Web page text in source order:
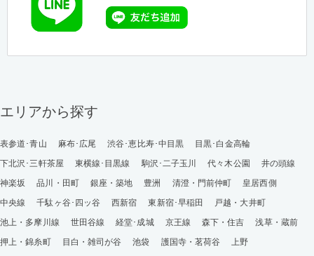
エリアから探す
表参道･青山 麻布･広尾 渋谷･恵比寿･中目黒
目黒･白金高輪
下北沢･三軒茶屋
東横線･目黒線 駒沢･二子玉川 代々木公園
井の頭線
神楽坂
品川・田町 銀座・築地 豊洲 清澄・門前仲町
皇居西側
中央線
千駄ヶ谷･四ッ谷 西新宿 東新宿･早稲田
戸越・大井町
池上・多摩川線
世田谷線 経堂･成城 京王線 森下・住吉
浅草・蔵前
押上・錦糸町
目白・雑司が谷 池袋 護国寺・茗荷谷
上野